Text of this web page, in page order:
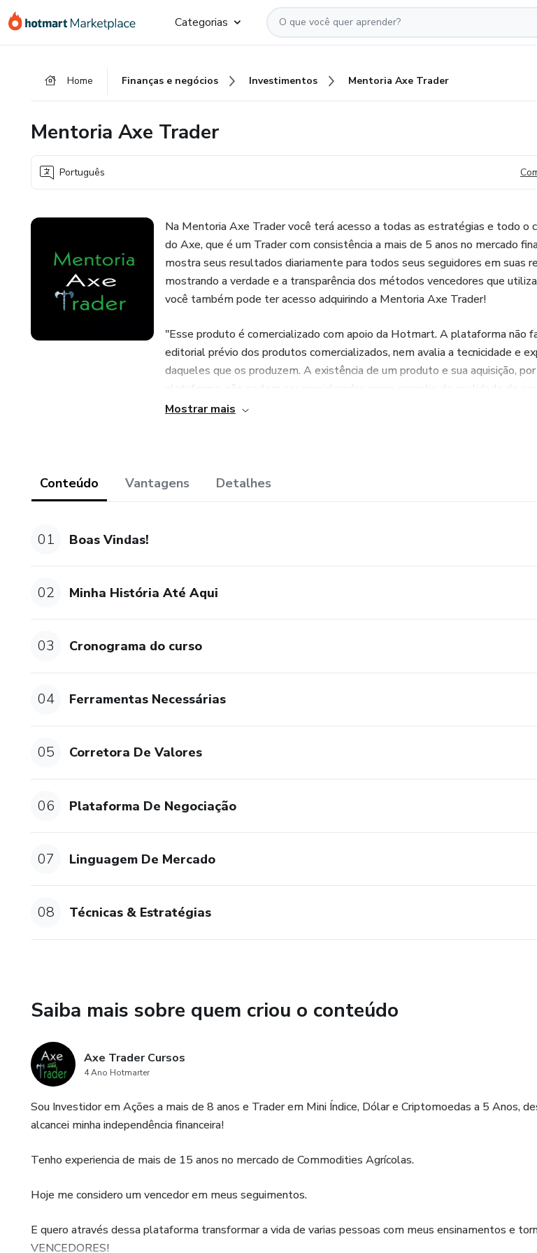
para
para
para
Categorias
Home Finanças e negócios Investimentos Mentoria Axe Trader
Mentoria Axe Trader
Português
Na Mentoria Axe Trader você terá acesso a todas as estratégias e todo o
do Axe, que é um Trader com consistência a mais de 5 anos no mercado
mostra seus resultados diariamente para todos seus seguidores em suas
mostrando a verdade e a transparência dos métodos vencedores que
você também pode ter acesso adquirindo a Mentoria Axe Trader!
"Esse produto é comercializado com apoio da Hotmart. A plataforma não
editorial prévio dos produtos comercializados, nem avalia a tecnicidade e
daqueles que os produzem. A existência de um produto e sua aquisição,
plataforma, não podem ser consideradas como garantia de qualidade de
resultado, em qualquer hipótese. Ao adquiri-lo, o comprador declara estar
Mostrar mais
Conteúdo Vantagens Detalhes
01 Boas Vindas!
02 Minha História Até Aqui
03 Cronograma do curso
04 Ferramentas Necessárias
05 Corretora De Valores
06 Plataforma De Negociação
07 Linguagem De Mercado
08 Técnicas & Estratégias
Saiba mais sobre quem criou o conteúdo
Axe Trader Cursos
4 Ano Hotmarter
Sou Investidor em Ações a mais de 8 anos e Trader em Mini Índice, Dólar e Criptomoedas a 5 Anos,
alcancei minha independência financeira!
Tenho experiencia de mais de 15 anos no mercado de Commodities Agrícolas.
Hoje me considero um vencedor em meus seguimentos.
E quero através dessa plataforma transformar a vida de varias pessoas com meus ensinamentos e
VENCEDORES!